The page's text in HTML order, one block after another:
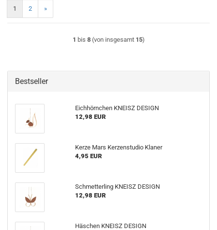
1 2 »
1 bis 8(von insgesamt 15)
Bestseller
Eichhörnchen KNEISZ DESIGN
12,98 EUR
Kerze Mars Kerzenstudio Klaner
4,95 EUR
Schmetterling KNEISZ DESIGN
12,98 EUR
Häschen KNEISZ DESIGN